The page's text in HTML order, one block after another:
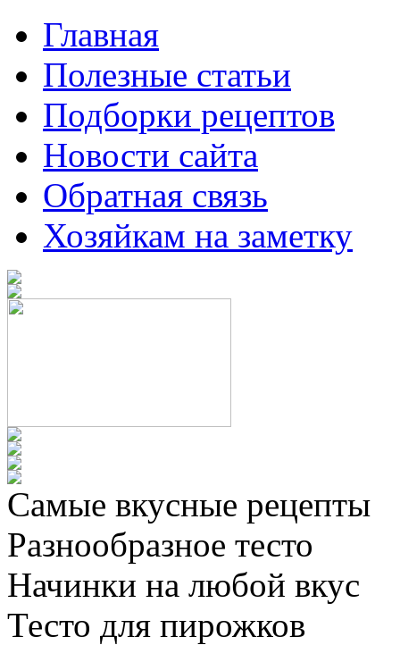
Главная
Полезные статьи
Подборки рецептов
Новости сайта
Обратная связь
Хозяйкам на заметку
Самые вкусные рецепты
Разнообразное тесто
Начинки на любой вкус
Тесто для пирожков